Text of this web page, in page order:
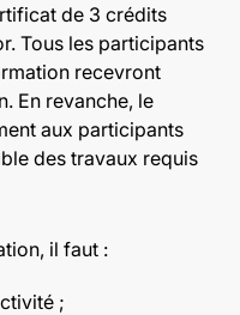
de 3 crédits
Tous les participants
recevront
En revanche, le
aux participants
des travaux requis
il faut :
;